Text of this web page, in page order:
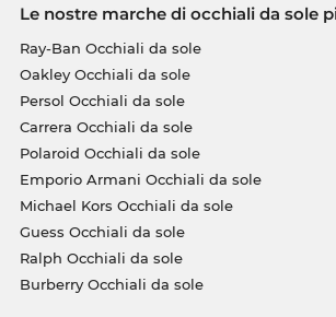
Le nostre marche di occhiali da sole
Ray-Ban Occhiali da sole
Oakley Occhiali da sole
Persol Occhiali da sole
Carrera Occhiali da sole
Polaroid Occhiali da sole
Emporio Armani Occhiali da sole
Michael Kors Occhiali da sole
Guess Occhiali da sole
Ralph Occhiali da sole
Burberry Occhiali da sole